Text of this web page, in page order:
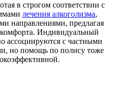
в строгом соответствии с
лечения алкоголизма,
направлениями, предлагая
Индивидуальный
ассоциируются с частными
но помощь по полису тоже